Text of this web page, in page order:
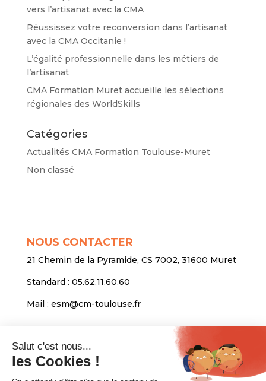
vers l’artisanat avec la CMA
Réussissez votre reconversion dans l’artisanat
avec la CMA Occitanie !
L’égalité professionnelle dans les métiers de
l’artisanat
CMA Formation Muret accueille les sélections
régionales des WorldSkills
Catégories
Actualités CMA Formation Toulouse-Muret
Non classé
NOUS CONTACTER
21 Chemin de la Pyramide, CS 7002, 31600 Muret
Standard : 05.62.11.60.60
Mail : esm@cm-toulouse.fr
INFORMATIONS
Mentions légales